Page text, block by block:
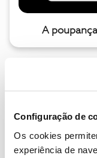
Configuração de
Os cookies
experiência de
A